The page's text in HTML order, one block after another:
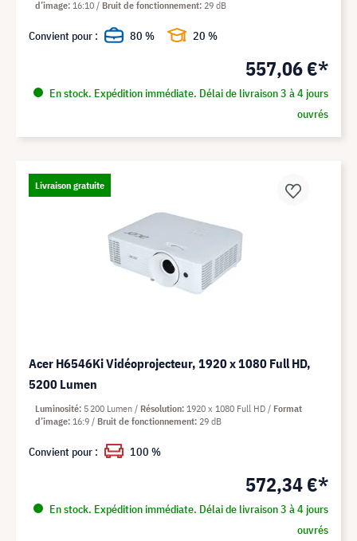
557,06 €*
En stock. Expédition immédiate. Délai de livraison 3 à 4 jours
ouvrés
d’image 16:10 Bruit de fonctionnement 29 dB
Convient pour : 80 % 20 %
Livraison gratuite
Acer H6546Ki Vidéoprojecteur, 1920 x 1080 Full HD,
5200 Lumen
572,34 €*
En stock. Expédition immédiate. Délai de livraison 3 à 4 jours
ouvrés
Luminosité 5 200 Lumen Résolution 1920 x 1080 Full HD
Format
d’image 16:9 Bruit de fonctionnement 29 dB
Convient pour : 100 %